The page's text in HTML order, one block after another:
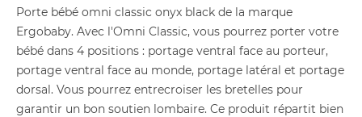
Porte bébé omni classic onyx black de la marque
Ergobaby. Avec l'Omni Classic, vous pourrez porter votre
bébé dans 4 positions : portage ventral face au porteur,
portage ventral face au monde, portage latéral et portage
dorsal. Vous pourrez entrecroiser les bretelles pour
garantir un bon soutien lombaire. Ce produit répartit bien